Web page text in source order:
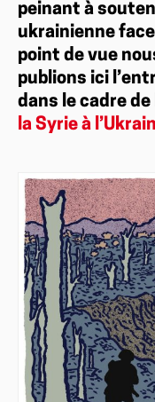
peinant à
ukrainienne
point de vue
publions ici
dans le cadre
la Syrie à